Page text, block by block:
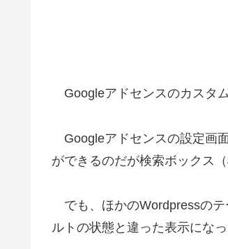
Googleアドセンスのカスタ
Googleアドセンスの設定画
ができるのだが検索ボックス
でも、ほかのWordpressのテ
ルトの状態と違った表示になっ